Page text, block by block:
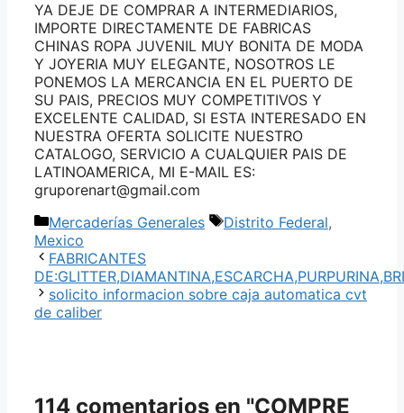
YA DEJE DE COMPRAR A INTERMEDIARIOS,
IMPORTE DIRECTAMENTE DE FABRICAS
CHINAS ROPA JUVENIL MUY BONITA DE MODA
Y JOYERIA MUY ELEGANTE, NOSOTROS LE
PONEMOS LA MERCANCIA EN EL PUERTO DE
SU PAIS, PRECIOS MUY COMPETITIVOS Y
EXCELENTE CALIDAD, SI ESTA INTERESADO EN
NUESTRA OFERTA SOLICITE NUESTRO
CATALOGO, SERVICIO A CUALQUIER PAIS DE
LATINOAMERICA, MI E-MAIL ES:
gruporenart@gmail.com
Categorías
Mercaderías Generales Etiquetas
Distrito Federal,
Mexico
FABRICANTES
solicito informacion sobre caja automatica cvt
de caliber
114 comentarios en "COMPRE